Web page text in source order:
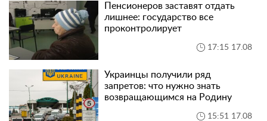
Пенсионеров заставят отдать
лишнее: государство все
проконтролирует
17:15 17.08
Украинцы получили ряд
запретов: что нужно знать
возвращающимся на Родину
15:51 17.08